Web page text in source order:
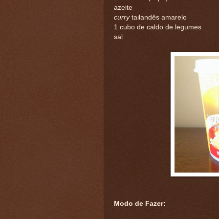
azeite
currytailandês amarelo
1 cubo de caldo de legumes
sal
Modo de Fazer: